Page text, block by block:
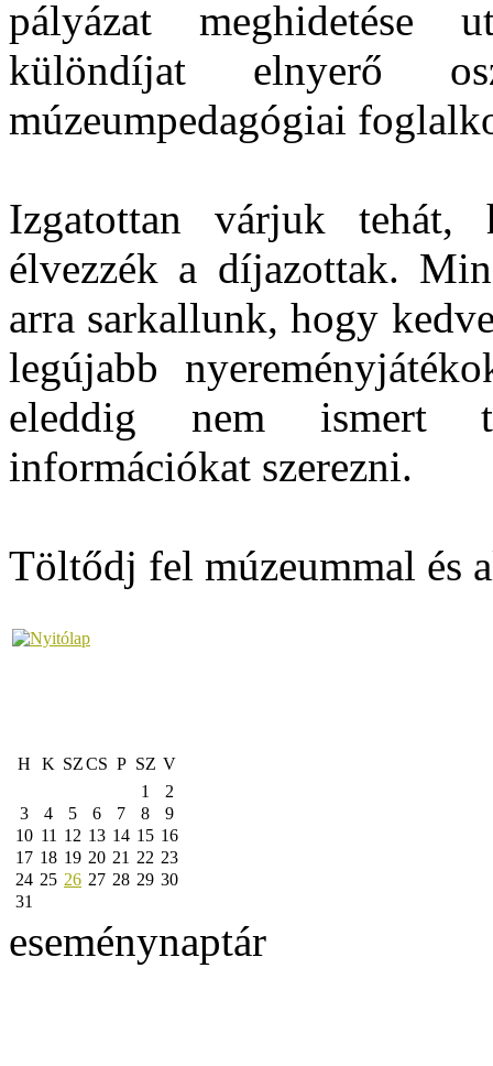
pályázat meghidetése
különdíjat elnyerő
múzeumpedagógiai
Izgatottan várjuk tehát,
élvezzék a díjazottak.
arra sarkallunk, hogy
legújabb
eleddig nem ismert
információkat szerezni.
Töltődj fel múzeummal és
H K SZCS P SZ V
1
2
3
4 5 6 7 8
9
10 11 12 13 14 15 16
17 18 19 20 21 22 23
24 25 26 27 28 29 30
31
eseménynaptár